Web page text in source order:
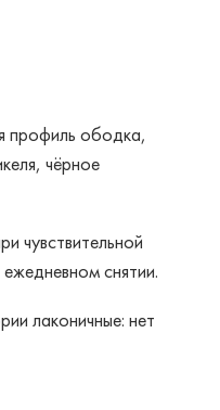
профиль ободка,
чёрное
чувствительной
снятии.
лаконичные: нет